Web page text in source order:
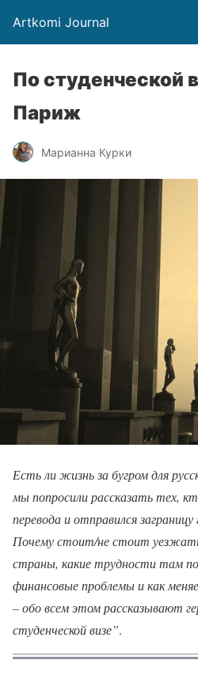
Artkomi Journal
По студенческой
Париж
Марианна Курки
Есть ли жизнь за бугром для
мы попросили рассказать тех,
перевода и отправился
Почему стоит/не стоит уезжать
страны, какие трудности там
финансовые проблемы и как
– обо всем этом рассказывают
студенческой визе”.